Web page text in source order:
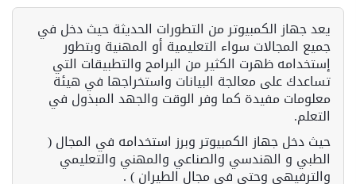
يعد جهاز الكمبيوتر من التطورات الحديثة حيث دخل في
جميع المجالات سواء التعليمية أو المهنية وبتطور
إستخدامه ظهرت الكثير من البرامج والتطبيقات التي
تساعدك على معالجة البيانات واستخراجها في هيئة
معلومات مفيدة كما وفر الوقت والجهد المبذول في
التعلم.
حيث دخل جهاز الكمبيوتر وبرز استخدامه في المجال (
الطبي و الهندسي والصناعي والمهني والتعليمي
والترفيهي وحتى في مجال الطيران ) .